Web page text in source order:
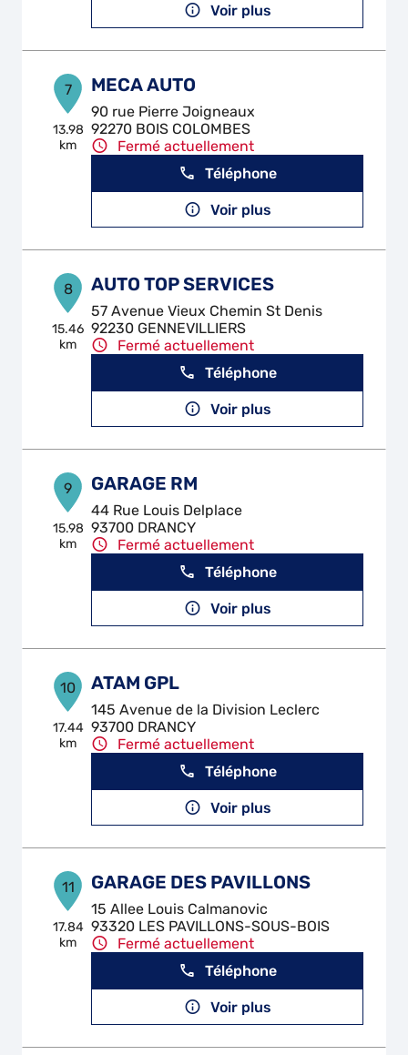
Voir plus
7
13.98
km
MECA AUTO
90 rue Pierre Joigneaux
92270 BOIS COLOMBES
Fermé actuellement
Téléphone
Voir plus
8
15.46
km
AUTO TOP SERVICES
57 Avenue Vieux Chemin St Denis
92230 GENNEVILLIERS
Fermé actuellement
Téléphone
Voir plus
9
15.98
km
GARAGE RM
44 Rue Louis Delplace
93700 DRANCY
Fermé actuellement
Téléphone
Voir plus
10
17.44
km
ATAM GPL
145 Avenue de la Division Leclerc
93700 DRANCY
Fermé actuellement
Téléphone
Voir plus
11
17.84
km
GARAGE DES PAVILLONS
15 Allee Louis Calmanovic
93320 LES PAVILLONS-SOUS-BOIS
Fermé actuellement
Téléphone
Voir plus